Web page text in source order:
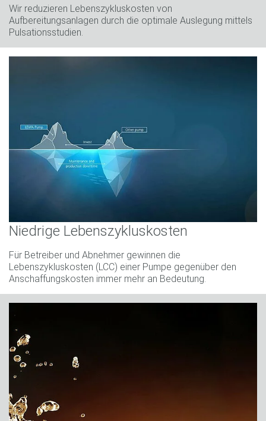
Wir reduzieren Lebenszykluskosten von
Aufbereitungsanlagen durch die optimale Auslegung mittels
Pulsationsstudien.
Niedrige Lebenszykluskosten
Für Betreiber und Abnehmer gewinnen die
Lebenszykluskosten (LCC) einer Pumpe gegenüber den
Anschaffungskosten immer mehr an Bedeutung.